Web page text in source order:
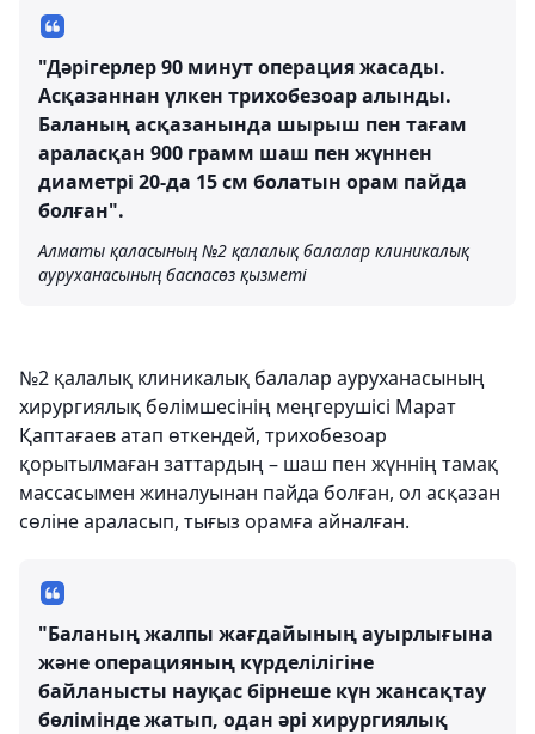
"Дәрігерлер 90 минут операция жасады.
Асқазаннан үлкен трихобезоар алынды.
Баланың асқазанында шырыш пен тағам
араласқан 900 грамм шаш пен жүннен
диаметрі 20-да 15 см болатын орам пайда
болған".
Алматы қаласының №2 қалалық балалар клиникалық
ауруханасының баспасөз қызметі
№2 қалалық клиникалық балалар ауруханасының
хирургиялық бөлімшесінің меңгерушісі Марат
Қаптағаев атап өткендей, трихобезоар
қорытылмаған заттардың – шаш пен жүннің тамақ
массасымен жиналуынан пайда болған, ол асқазан
сөліне араласып, тығыз орамға айналған.
"Баланың жалпы жағдайының ауырлығына
және операцияның күрделілігіне
байланысты науқас бірнеше күн жансақтау
бөлімінде жатып, одан әрі хирургиялық